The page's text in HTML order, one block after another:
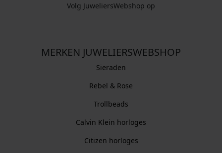
Volg JuweliersWebshop op
MERKEN JUWELIERSWEBSHOP
Sieraden
Rebel & Rose
Trollbeads
Calvin Klein horloges
Citizen horloges